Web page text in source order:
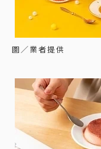
圖／業者提供